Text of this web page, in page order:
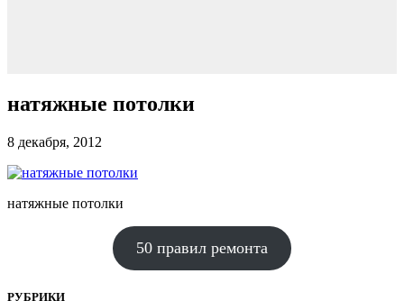
натяжные потолки
8 декабря, 2012
натяжные потолки
50 правил ремонта
РУБРИКИ